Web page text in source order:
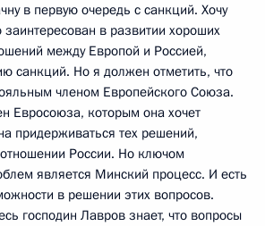
в первую очередь с санкций. Хочу
заинтересован в развитии хороших
между Европой и Россией,
санкций. Но я должен отметить, что
членом Европейского Союза.
Евросоюза, которым она хочет
придерживаться тех решений,
России. Но ключом
является Минский процесс. И есть
в решении этих вопросов.
господин Лавров знает, что вопросы